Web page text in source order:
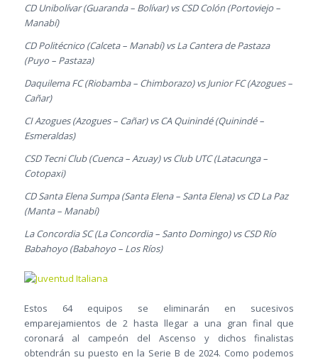
CD Unibolívar (Guaranda – Bolívar) vs CSD Colón (Portoviejo –
Manabí)
CD Politécnico (Calceta – Manabí) vs La Cantera de Pastaza
(Puyo – Pastaza)
Daquilema FC (Riobamba – Chimborazo) vs Junior FC (Azogues –
Cañar)
CI Azogues (Azogues – Cañar) vs CA Quinindé (Quinindé –
Esmeraldas)
CSD Tecni Club (Cuenca – Azuay) vs Club UTC (Latacunga –
Cotopaxi)
CD Santa Elena Sumpa (Santa Elena – Santa Elena) vs CD La Paz
(Manta – Manabí)
La Concordia SC (La Concordia – Santo Domingo) vs CSD Río
Babahoyo (Babahoyo – Los Ríos)
Estos 64 equipos se eliminarán en sucesivos
emparejamientos de 2 hasta llegar a una gran final que
coronará al campeón del Ascenso y dichos finalistas
obtendrán su puesto en la Serie B de 2024. Como podemos